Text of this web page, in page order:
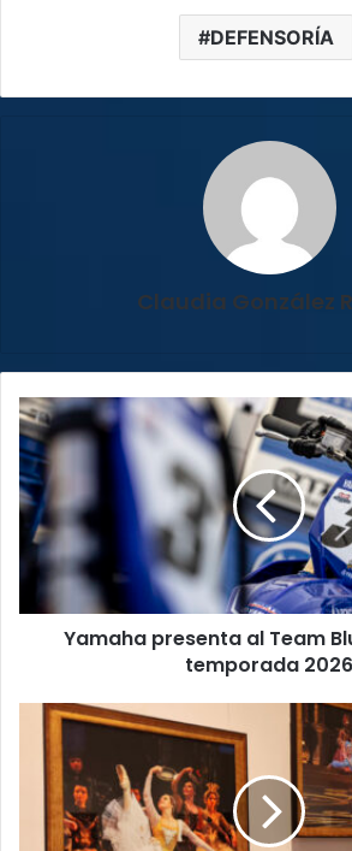
DEFENSORÍA
Claudia González
Yamaha
presenta
al
Team
Blu
Cru
para
temporada
Yamaha presenta al Team
temporada 2026
Arte
todos:
exposiciones
transforman